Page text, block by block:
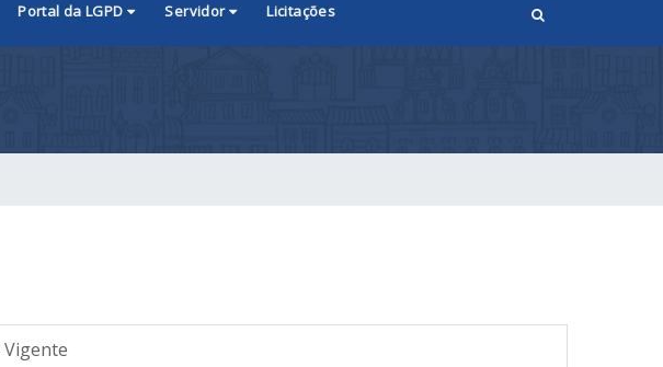
Portal da LGPD Servidor Licitações
Vigente